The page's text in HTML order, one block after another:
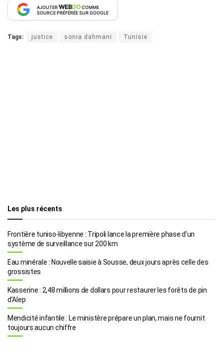
AJOUTERWEBDOCOMME
SOURCE PRÉFÉRÉE SUR GOOGLE
Tags: justice sonia dahmani Tunisie
Les plus récents
Frontière tuniso-libyenne : Tripoli lance la première phase d’un
système de surveillance sur 200 km
Eau minérale : Nouvelle saisie à Sousse, deux jours après celle des
grossistes
Kasserine : 2,48 millions de dollars pour restaurer les forêts de pin
d’Alep
Mendicité infantile : Le ministère prépare un plan, mais ne fournit
toujours aucun chiffre